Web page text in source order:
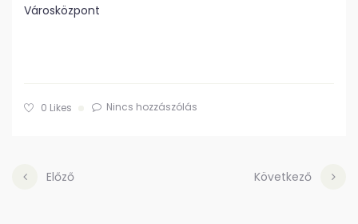
Városközpont
0 Likes Nincs hozzászólás
Előző Következő